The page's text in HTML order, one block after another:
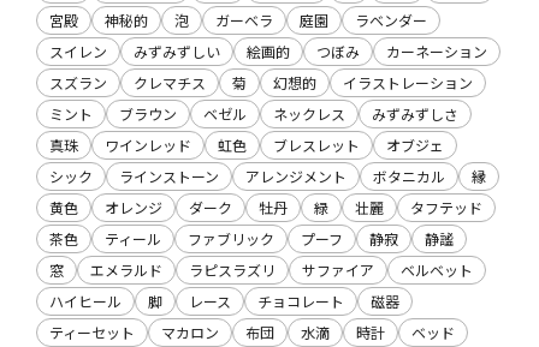
宮殿
神秘的 泡 ガーベラ 庭園
ラベンダー
スイレン
みずみずしい 絵画的 つぼみ
カーネーション
スズラン
クレマチス 菊 幻想的
イラストレーション
ミント
ブラウン ベゼル ネックレス
みずみずしさ
真珠
ワインレッド 虹色 ブレスレット
オブジェ
シック
ラインストーン アレンジメント ボタニカル
縁
黄色
オレンジ ダーク 牡丹 緑 壮麗
タフテッド
茶色
ティール ファブリック プーフ 静寂
静謐
窓
エメラルド ラピスラズリ サファイア
ベルベット
ハイヒール
脚 レース チョコレート
磁器
ティーセット
マカロン 布団 水滴 時計
ベッド